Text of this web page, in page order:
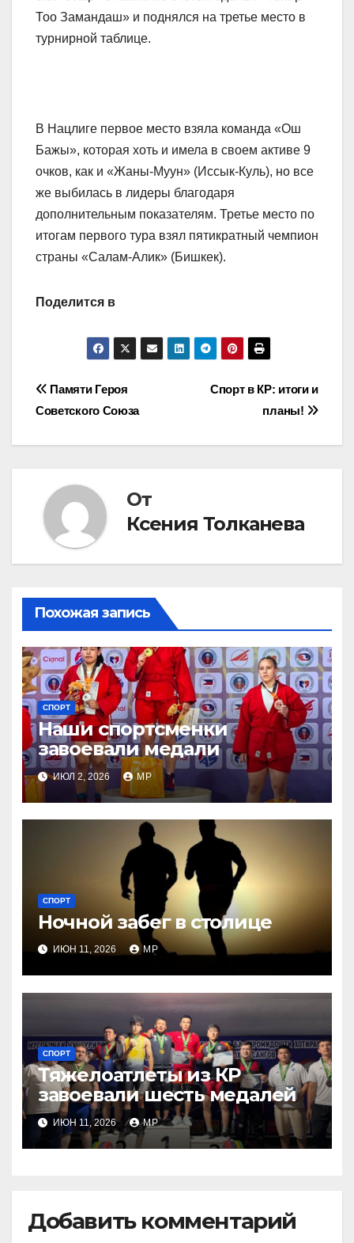
Тоо Замандаш» и поднялся на третье место в
турнирной таблице.
В Нацлиге первое место взяла команда «Ош
Бажы», которая хоть и имела в своем активе 9
очков, как и «Жаны-Муун» (Иссык-Куль), но все
же выбилась в лидеры благодаря
дополнительным показателям. Третье место по
итогам первого тура взял пятикратный чемпион
страны «Салам-Алик» (Бишкек).
Поделится в
Навигация
Спорт в КР: итоги и
планы!
Памяти Героя
Советского Союза
От
Ксения Толканева
Похожая запись
СПОРТ
Наши спортсменки
завоевали медали
ИЮЛ 2, 2026 MP
СПОРТ
Ночной забег в столице
ИЮН 11, 2026 MP
СПОРТ
Тяжелоатлеты из КР
завоевали шесть медалей
ИЮН 11, 2026 MP
Добавить комментарий